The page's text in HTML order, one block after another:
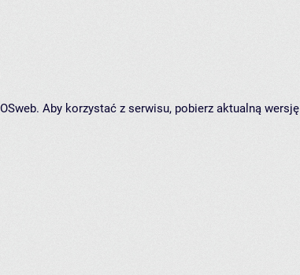
Aby korzystać z serwisu, pobierz aktualną wersję